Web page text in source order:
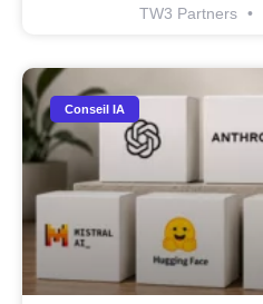
TW3 Partners
Conseil IA